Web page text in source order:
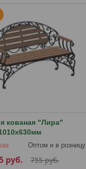
кованая "Лира"
Оптом и в розницу
755руб.
руб.